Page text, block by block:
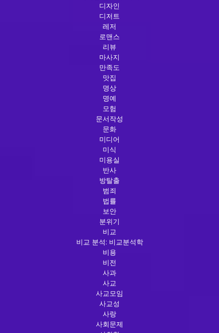
디자인
디저트
레저
로맨스
리뷰
마사지
만족도
맛집
명상
명예
모험
문서작성
문화
미디어
미식
미용실
반사
방탈출
범죄
법률
보안
분위기
비교
비교 분석: 비교분석학
비용
비전
사과
사교
사교모임
사교성
사랑
사회문제